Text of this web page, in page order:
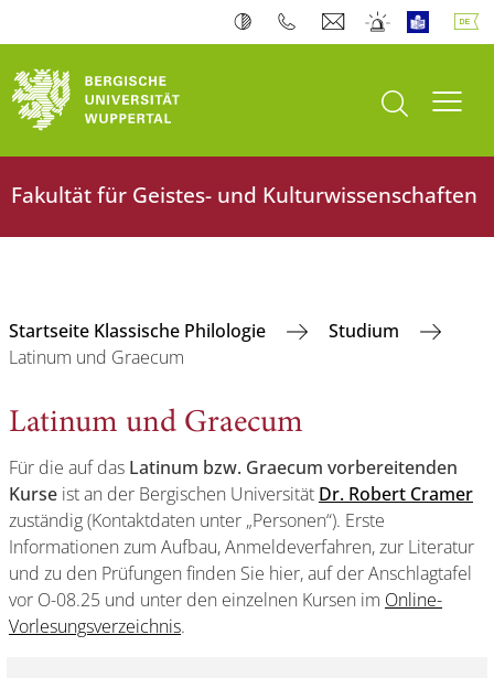
Suche öffnen
Fakultät für Geistes- und Kulturwissenschaften
Startseite Klassische Philologie
Studium
Latinum und Graecum
Latinum und Graecum
Für die auf das Latinum bzw. Graecum vorbereitenden
Kurse ist an der Bergischen Universität Dr. Robert Cramer
zuständig (Kontaktdaten unter „Personen“). Erste
Informationen zum Aufbau, Anmeldeverfahren, zur Literatur
und zu den Prüfungen finden Sie hier, auf der Anschlagtafel
vor O-08.25 und unter den einzelnen Kursen im Online-
Vorlesungsverzeichnis.